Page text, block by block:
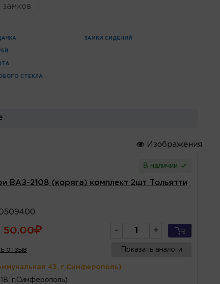
СТЕКЛА
ЗАМКИ СИДЕНИЙ
Изображения
В наличии
ВАЗ-2108 (коряга) комплект 2шт Тольятти
50.00 - +
отзыв Показать аналоги
43, г.Симферополь)
г.Симферополь)